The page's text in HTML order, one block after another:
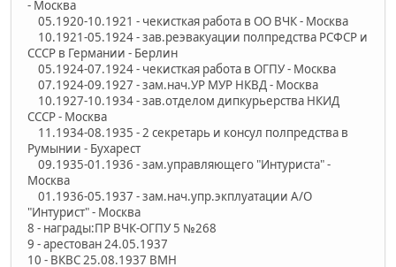
- Москва
05.1920-10.1921 - чекисткая работа в ОО ВЧК - Москва
10.1921-05.1924 - зав.реэвакуации полпредства РСФСР и
СССР в Германии - Берлин
05.1924-07.1924 - чекисткая работа в ОГПУ - Москва
07.1924-09.1927 - зам.нач.УР МУР НКВД - Москва
10.1927-10.1934 - зав.отделом дипкурьерства НКИД
СССР - Москва
11.1934-08.1935 - 2 секретарь и консул полпредства в
Румынии - Бухарест
09.1935-01.1936 - зам.управляющего "Интуриста" -
Москва
01.1936-05.1937 - зам.нач.упр.экплуатации А/О
"Интурист" - Москва
8 - награды:ПР ВЧК-ОГПУ 5 №268
9 - арестован 24.05.1937
10 - ВКВС 25.08.1937 ВМН